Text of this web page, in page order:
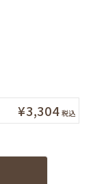
¥3,304 税込